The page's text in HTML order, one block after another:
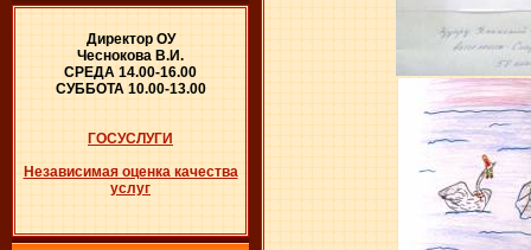
Директор ОУ
Чеснокова В.И.
СРЕДА 14.00-16.00
СУББОТА 10.00-13.00
ГОСУСЛУГИ
Независимая оценка качества
услуг